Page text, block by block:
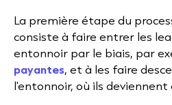
La première étape du
consiste à faire entrer les
entonnoir par le biais, par
payantes, et à les faire
l'entonnoir, où ils